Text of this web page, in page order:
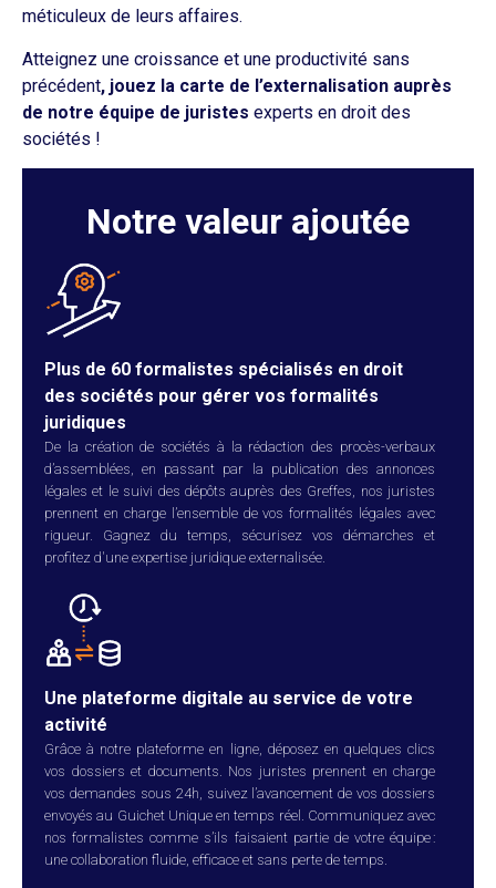
méticuleux de leurs affaires.
Atteignez une croissance et une productivité sans
précédent, jouez la carte de l’externalisation auprès
de notre équipe de juristes experts en droit des
sociétés !
Notre valeur ajoutée
Plus de 60 formalistes spécialisés en droit
des sociétés pour gérer vos formalités
juridiques
De la création de sociétés à la rédaction des procès-verbaux
d’assemblées, en passant par la publication des annonces
légales et le suivi des dépôts auprès des Greffes, nos juristes
prennent en charge l’ensemble de vos formalités légales avec
rigueur. Gagnez du temps, sécurisez vos démarches et
profitez d'une expertise juridique externalisée.
Une plateforme digitale au service de votre
activité
Grâce à notre plateforme en ligne, déposez en quelques clics
vos dossiers et documents. Nos juristes prennent en charge
vos demandes sous 24h, suivez l’avancement de vos dossiers
envoyés au Guichet Unique en temps réel. Communiquez avec
nos formalistes comme s’ils faisaient partie de votre équipe :
une collaboration fluide, efficace et sans perte de temps.